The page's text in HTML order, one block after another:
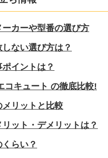
カーや型番の選び方
ない選び方は？
イントは？
コキュート の徹底比較!
リットと比較
ット・デメリットは？
らい？